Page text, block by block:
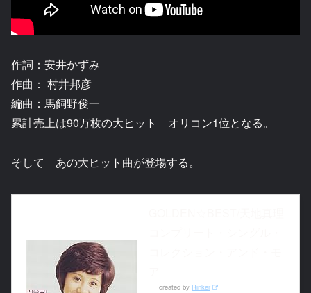
作詞：安井かずみ
作曲： 村井邦彦
編曲：馬飼野俊一
累計売上は90万枚の大ヒット オリコン1位となる。
そして あの大ヒット曲が登場する。
created by Rinker